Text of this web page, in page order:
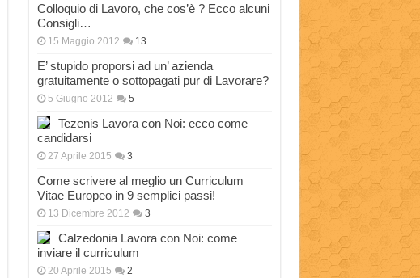
Colloquio di Lavoro, che cos’è ? Ecco alcuni
Consigli…
15 Maggio 2012 13
E’ stupido proporsi ad un’ azienda
gratuitamente o sottopagati pur di Lavorare?
5 Giugno 2012 5
Tezenis Lavora con Noi: ecco come
candidarsi
27 Aprile 2015 3
Come scrivere al meglio un Curriculum
Vitae Europeo in 9 semplici passi!
13 Dicembre 2012 3
Calzedonia Lavora con Noi: come
inviare il curriculum
20 Aprile 2015 2